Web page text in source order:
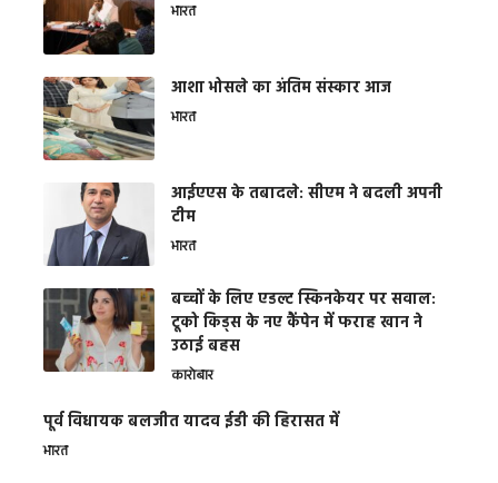
भारत
आशा भोसले का अंतिम संस्कार आज
भारत
आईएएस के तबादले: सीएम ने बदली अपनी
टीम
भारत
बच्चों के लिए एडल्ट स्किनकेयर पर सवाल:
टूको किड्स के नए कैंपेन में फराह खान ने
उठाई बहस
कारोबार
पूर्व विधायक बलजीत यादव ईडी की हिरासत में
भारत